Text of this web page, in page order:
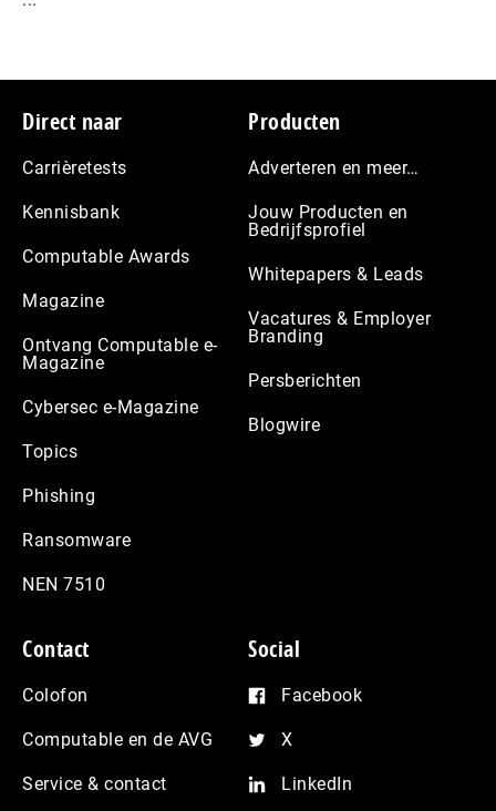
Footer
Direct naar
Carrièretests
Kennisbank
Computable Awards
Magazine
Ontvang Computable e-
Magazine
Cybersec e-Magazine
Topics
Phishing
Ransomware
NEN 7510
Producten
Adverteren en meer…
Jouw Producten en
Bedrijfsprofiel
Whitepapers & Leads
Vacatures & Employer
Branding
Persberichten
Blogwire
Contact
Colofon
Computable en de AVG
Service & contact
Social
Facebook
X
LinkedIn